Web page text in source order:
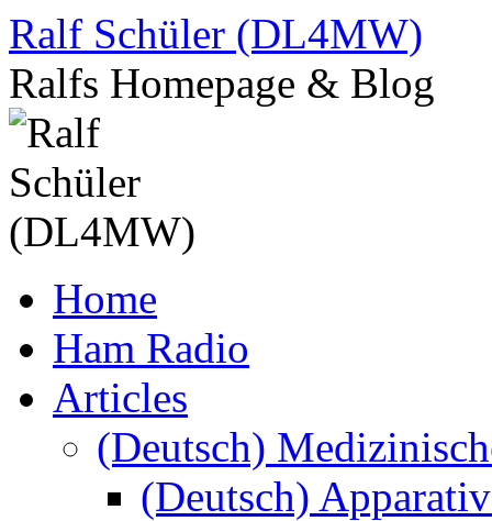
Skip
to
content
Ralf Schüler (DL4MW)
Ralfs Homepage & Blog
Home
Ham Radio
Articles
(Deutsch)
(Deutsch)